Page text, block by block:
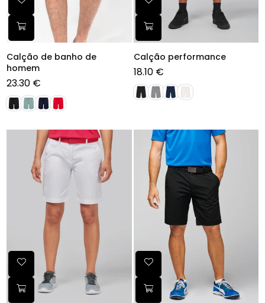
Calção de banho de
homem
Preço
normal
23.30 €
Calção performance
Preço
normal
18.10 €